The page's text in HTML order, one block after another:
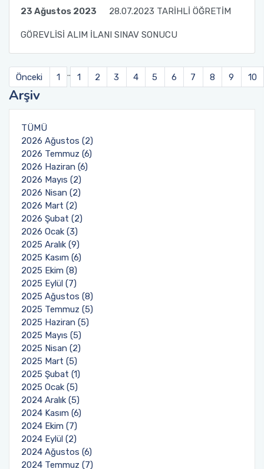
23 Ağustos 2023 28.07.2023 TARİHLİ ÖĞRETİM
GÖREVLİSİ ALIM İLANI SINAV SONUCU
Önceki 1 .. 1 2 3 4 5 6 7 8 9 10
Arşiv
TÜMÜ
2026 Ağustos (2)
2026 Temmuz (6)
2026 Haziran (6)
2026 Mayıs (2)
2026 Nisan (2)
2026 Mart (2)
2026 Şubat (2)
2026 Ocak (3)
2025 Aralık (9)
2025 Kasım (6)
2025 Ekim (8)
2025 Eylül (7)
2025 Ağustos (8)
2025 Temmuz (5)
2025 Haziran (5)
2025 Mayıs (5)
2025 Nisan (2)
2025 Mart (5)
2025 Şubat (1)
2025 Ocak (5)
2024 Aralık (5)
2024 Kasım (6)
2024 Ekim (7)
2024 Eylül (2)
2024 Ağustos (6)
2024 Temmuz (7)